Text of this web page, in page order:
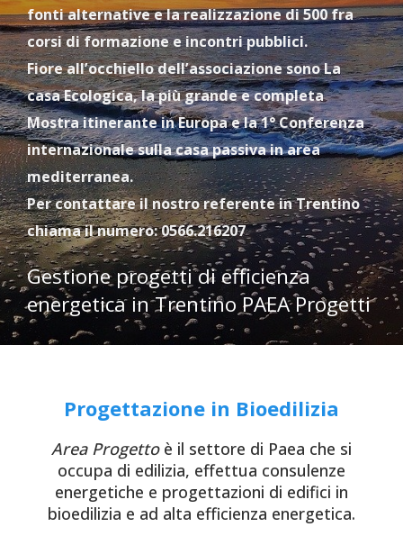
fonti alternative e la realizzazione di 500 fra
corsi di formazione e incontri pubblici.
Fiore all’occhiello dell’associazione sono La
casa Ecologica, la più grande e completa
Mostra itinerante in Europa e la 1° Conferenza
internazionale sulla casa passiva in area
mediterranea.
Per contattare il nostro referente in Trentino
chiama il numero: 0566.216207
Gestione progetti di efficienza
energetica in Trentino PAEA Progetti
Progettazione in Bioedilizia
Area Progettoè il settore di Paea che si
occupa di edilizia, effettua consulenze
energetiche e progettazioni di edifici in
bioedilizia e ad alta efficienza energetica.